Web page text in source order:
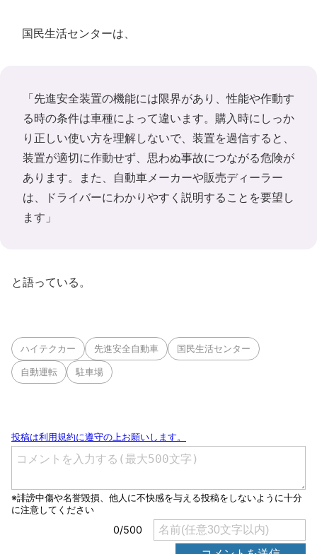
国民生活センターは、
「先進安全装置の機能には限界があり、性能や作動す
る時の条件は車種によって違います。購入時にしっか
り正しい使い方を理解しないで、装置を過信すると、
装置が適切に作動せず、思わぬ事故につながる危険が
あります。また、自動車メーカーや販売ディーラー
は、ドライバーにわかりやすく説明することを要望し
ます」
と語っている。
ハイテクカー 先進安全自動車 国民生活センター
自動運転 駐車場